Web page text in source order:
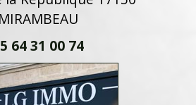
MIRAMBEAU
64 31 00 74